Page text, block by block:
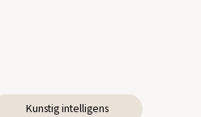
Kunstig intelligens